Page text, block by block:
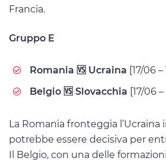
Francia.
Gruppo E
Romania 🆚 Ucraina [17/06 –
Belgio 🆚 Slovacchia [17/06 –
La Romania fronteggia
potrebbe essere decisiva per
Il Belgio, con una delle